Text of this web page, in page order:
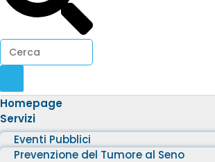
Homepage
Servizi
Eventi Pubblici
Prevenzione del Tumore al Seno